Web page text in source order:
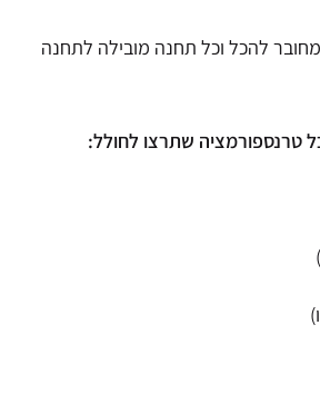
להכל וכל תחנה מובילה לתחנה
טרנספורמציה שתרצו לחולל: